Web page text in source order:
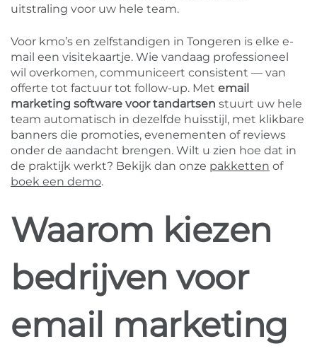
uitstraling voor uw hele team.
Voor kmo’s en zelfstandigen in Tongeren is elke e-
mail een visitekaartje. Wie vandaag professioneel
wil overkomen, communiceert consistent — van
offerte tot factuur tot follow-up. Met email
marketing software voor tandartsen stuurt uw hele
team automatisch in dezelfde huisstijl, met klikbare
banners die promoties, evenementen of reviews
onder de aandacht brengen. Wilt u zien hoe dat in
de praktijk werkt? Bekijk dan onze pakketten of
boek een demo.
Waarom kiezen
bedrijven voor
email marketing